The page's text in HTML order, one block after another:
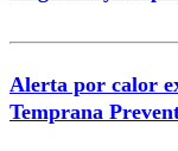
Alerta por calor
Temprana